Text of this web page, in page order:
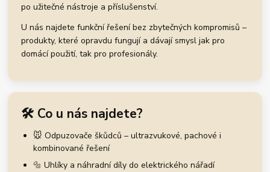
po užitečné nástroje a příslušenství.
U nás najdete funkční řešení bez zbytečných kompromisů –
produkty, které opravdu fungují a dávají smysl jak pro
domácí použití, tak pro profesionály.
🛠️ Co u nás najdete?
🐭 Odpuzovače škůdců – ultrazvukové, pachové i
kombinované řešení
🔩 Uhlíky a náhradní díly do elektrického nářadí